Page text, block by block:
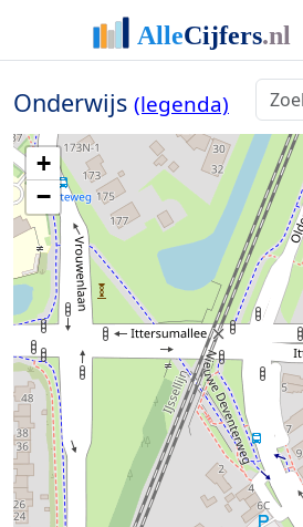
Onderwijs (legenda)
+
−